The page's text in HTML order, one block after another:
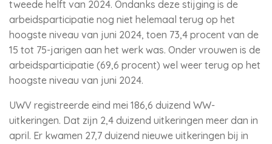
tweede helft van 2024. Ondanks deze stijging is de
arbeidsparticipatie nog niet helemaal terug op het
hoogste niveau van juni 2024, toen 73,4 procent van de
15 tot 75-jarigen aan het werk was. Onder vrouwen is de
arbeidsparticipatie (69,6 procent) wel weer terug op het
hoogste niveau van juni 2024.
UWV registreerde eind mei 186,6 duizend WW-
uitkeringen. Dat zijn 2,4 duizend uitkeringen meer dan in
april. Er kwamen 27,7 duizend nieuwe uitkeringen bij in